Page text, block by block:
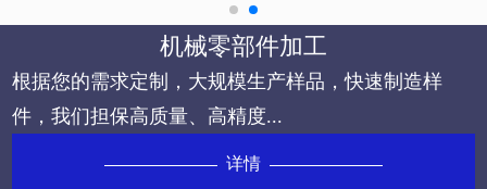
机械零部件加工
根据您的需求定制，大规模生产样品，快速制造样
件，我们担保高质量、高精度...
详情